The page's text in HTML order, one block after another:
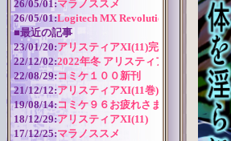
26/05/01:マラノススメ
26/05/01:Logitech MX Revolution バッテリー
■最近の記事
23/01/20:アリスティアXI(11)完全版
22/12/02:2022年冬 アリスティアシリーズ今
22/08/29:コミケ１００新刊
21/12/12:アリスティアXI(11巻) 作成近況
19/08/14:コミケ９６お疲れさまでした！
18/12/29:アリスティアXI(11)
17/12/25:マラノススメ